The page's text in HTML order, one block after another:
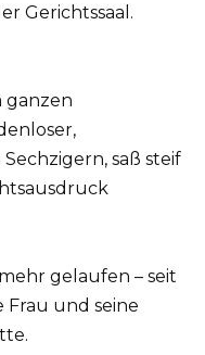
Gerichtssaal.
ganzen
saß steif
gelaufen – seit
Frau und seine